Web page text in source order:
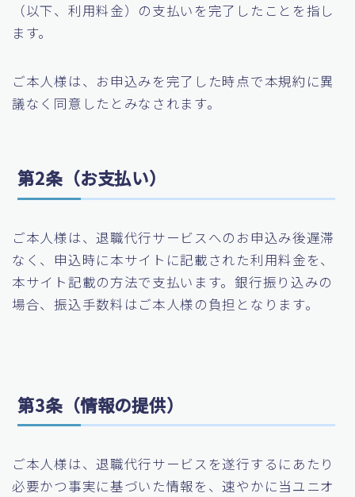
（以下、利用料金）の支払いを完了したことを指し
ます。
ご本人様は、お申込みを完了した時点で本規約に異
議なく同意したとみなされます。
第2条（お支払い）
ご本人様は、退職代行サービスへのお申込み後遅滞
なく、申込時に本サイトに記載された利用料金を、
本サイト記載の方法で支払います。銀行振り込みの
場合、振込手数料はご本人様の負担となります。
第3条（情報の提供）
ご本人様は、退職代行サービスを遂行するにあたり
必要かつ事実に基づいた情報を、速やかに当ユニオ